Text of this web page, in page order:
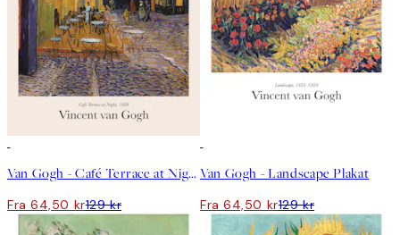
Van Gogh - Café Terrace at Night Plakat
Fra 64,50 kr129 kr
Van Gogh - Landscape Plakat
Fra 64,50 kr129 kr